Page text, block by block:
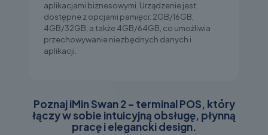
aplikacjami biznesowymi. Urządzenie jest
dostępne z opcjami pamięci: 2GB/16GB,
4GB/32GB, a także 4GB/64GB, co umożliwia
przechowywanie niezbędnych danych i
aplikacji.
Poznaj iMin Swan 2 – terminal POS, który
łączy w sobie intuicyjną obsługę, płynną
pracę i elegancki design.